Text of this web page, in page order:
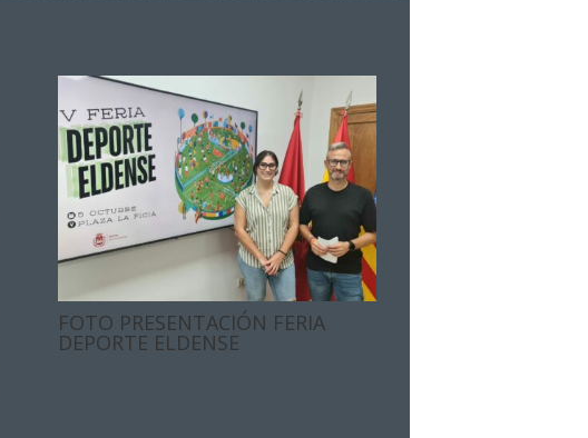
FOTO PRESENTACIÓN FERIA
DEPORTE ELDENSE